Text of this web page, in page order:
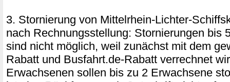
3. Stornierung von Mittelrhein-Lichter-
nach Rechnungsstellung: Stornierungen bis
sind nicht möglich, weil zunächst mit dem
Rabatt und Busfahrt.de-Rabatt verrechnet
Erwachsenen sollen bis zu 2 Erwachsene